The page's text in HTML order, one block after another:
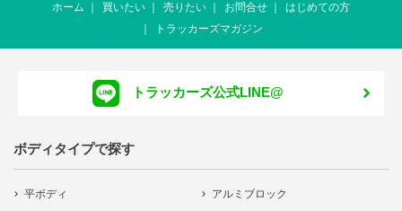
ホーム 買いたい 売りたい お問合せ
はじめての方
トラッカーズマガジン
トラッカーズ公式LINE@
ボディタイプで探す
平ボディ アルミブロック